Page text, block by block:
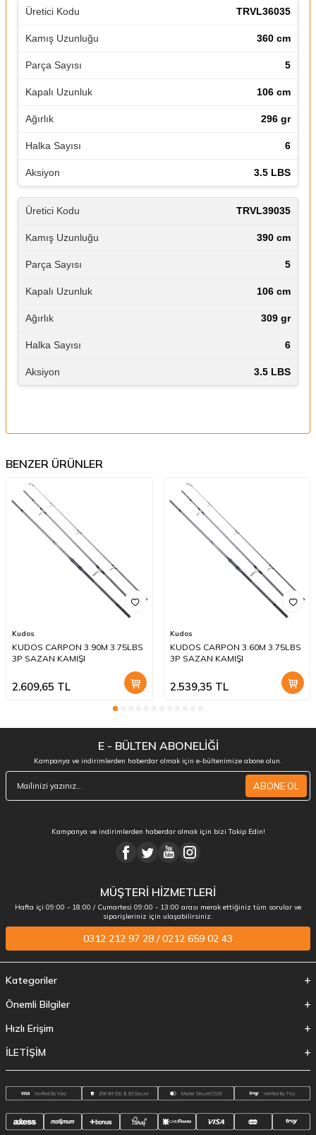
TRVL36035
360 cm
5
106 cm
296 gr
6
3.5 LBS
TRVL39035
390 cm
5
106 cm
309 gr
6
3.5 LBS
BENZER ÜRÜNLER
Kudos
KUDOS CARPON 3.90M 3.75LBS
3P SAZAN KAMIŞI
2.609,65 TL
Kudos
KUDOS CARPON 3.60M 3.75LBS
3P SAZAN KAMIŞI
2.539,35 TL
E - BÜLTEN ABONELİĞİ
Kampanya ve indirimlerden haberdar olmak için e-bültenimize abone olun.
ABONE OL
Kampanya ve indirimlerden haberdar olmak için bizi Takip Edin!
MÜŞTERİ HİZMETLERİ
Hafta içi 09:00 - 18:00 / Cumartesi 09:00 - 13:00 arası merak ettiğiniz tüm sorular ve
siparişleriniz için ulaşabilirsiniz.
0312 212 97 28 / 0212 659 02 43
Kategoriler
Önemli Bilgiler
Hızlı Erişim
İLETİŞİM